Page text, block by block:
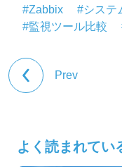
#Zabbix
#システ
#監視ツール比較
Prev
よく読まれてい